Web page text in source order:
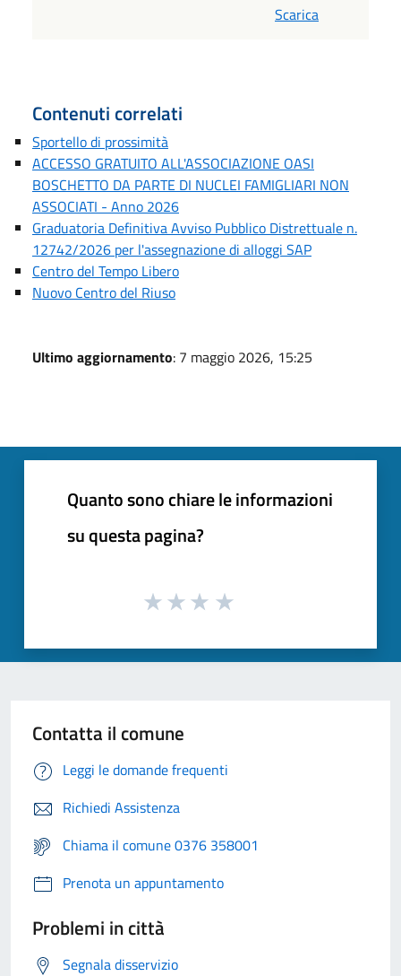
Scarica
Contenuti correlati
Sportello di prossimità
ACCESSO GRATUITO ALL'ASSOCIAZIONE OASI
BOSCHETTO DA PARTE DI NUCLEI FAMIGLIARI NON
ASSOCIATI - Anno 2026
Graduatoria Definitiva Avviso Pubblico Distrettuale n.
12742/2026 per l'assegnazione di alloggi SAP
Centro del Tempo Libero
Nuovo Centro del Riuso
Ultimo aggiornamento: 7 maggio 2026, 15:25
Quanto sono chiare le informazioni
su questa pagina?
Contatta il comune
Leggi le domande frequenti
Richiedi Assistenza
Chiama il comune 0376 358001
Prenota un appuntamento
Problemi in città
Segnala disservizio